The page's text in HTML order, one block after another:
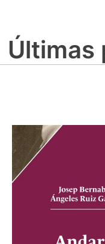
Últimas